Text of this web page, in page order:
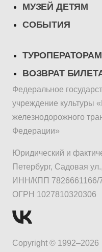
МУЗЕЙ ДЕТЯМ
СОБЫТИЯ
ТУРОПЕРАТОРАМ
ВОЗВРАТ
Федеральное
учреждение культуры
железнодорожного
Федерации»
Юридический и
Петербург, Садовая
ИНН/КПП 7826661166/
ОГРН 1027810320306
Copyright © 1992–2026